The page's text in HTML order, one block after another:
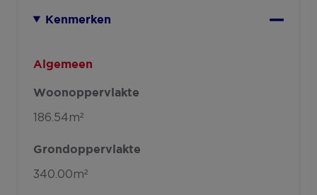
Kenmerken
Algemeen
Woonoppervlakte
186.54m²
Grondoppervlakte
340.00m²